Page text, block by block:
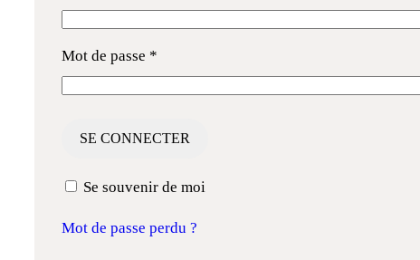
Mot de passe *
SE CONNECTER
Se souvenir de moi
Mot de passe perdu ?